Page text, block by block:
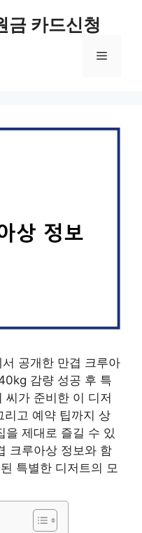
금 카드신청
메
공개한 만겹 크루아
감량 성공 후 특
씨가 준비한 이 디저
리고 예약 팁까지 상
을 제대로 즐길 수 있
크루아상 정보와 함
특별한 디저트의 모